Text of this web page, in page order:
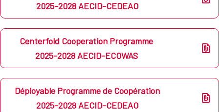
2025-2028 AECID-CEDEAO
Centerfold Cooperation Programme
2025-2028 AECID-ECOWAS
Déployable Programme de Coopération
2025-2028 AECID-CEDEAO